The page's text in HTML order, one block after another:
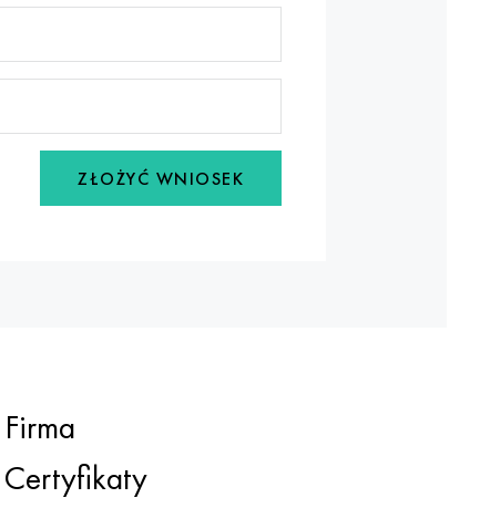
ZŁOŻYĆ WNIOSEK
Firma
Certyfikaty